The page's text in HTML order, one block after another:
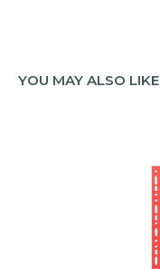
YOU MAY ALSO LIKE